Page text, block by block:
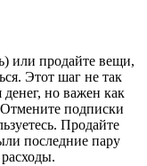
или продайте вещи,
Этот шаг не так
но важен как
подписки
Продайте
последние пару